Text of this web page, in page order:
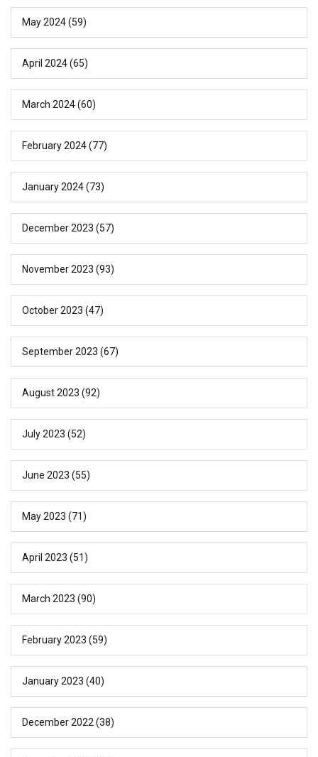
May 2024(59)
April 2024(65)
March 2024(60)
February 2024(77)
January 2024(73)
December 2023 (57)
November 2023 (93)
October 2023 (47)
September 2023 (67)
August 2023 (92)
July 2023 (52)
June 2023 (55)
May 2023 (71)
April 2023 (51)
March 2023 (90)
February 2023 (59)
January 2023 (40)
December 2022(38)